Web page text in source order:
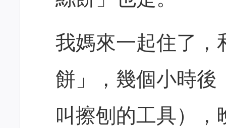
我媽來一起住了，
餅」，幾個小時後
叫擦刨的工具），